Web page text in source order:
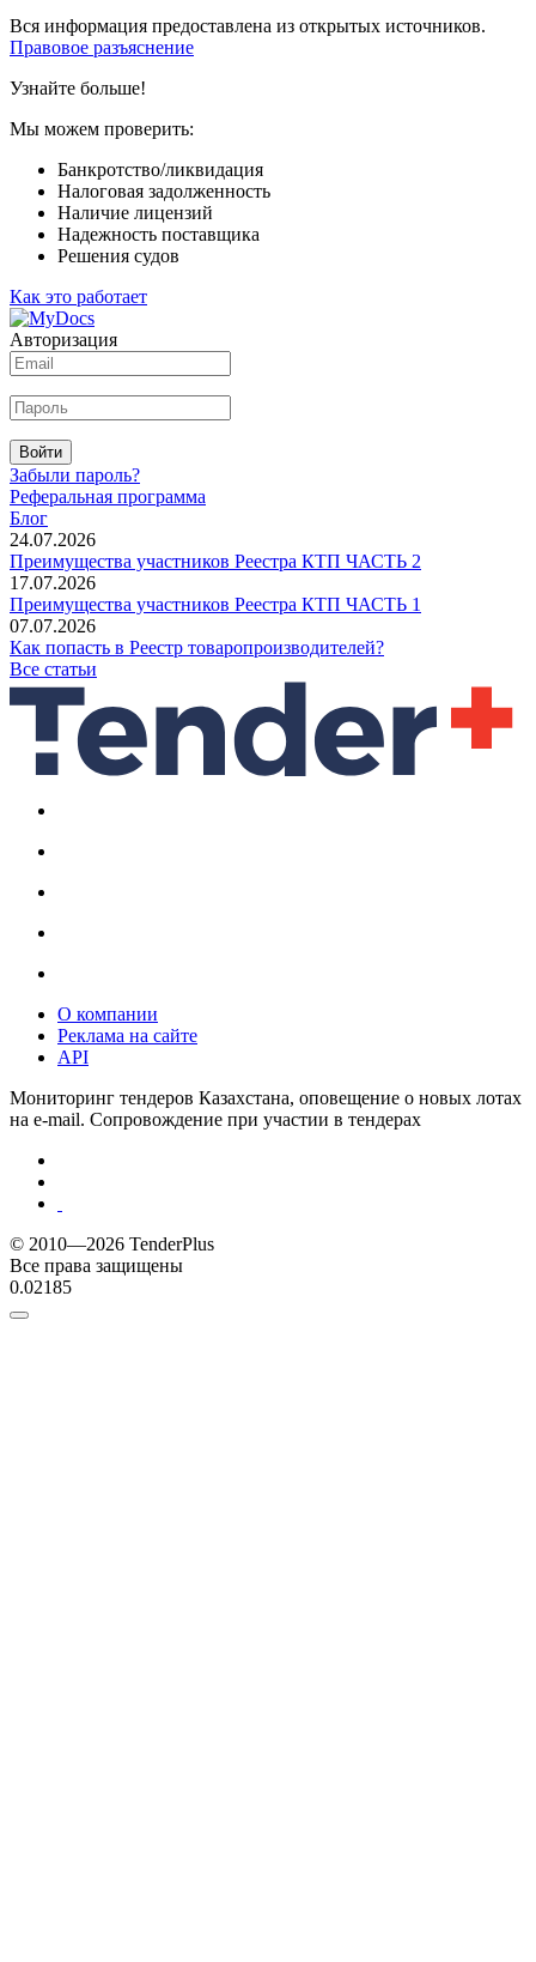
Вся информация предоставлена из открытых источников.
Правовое разъяснение
Узнайте больше!
Мы можем проверить:
Банкротство/ликвидация
Налоговая задолженность
Наличие лицензий
Надежность поставщика
Решения судов
Как это работает
Авторизация
Войти
Забыли пароль?
Реферальная программа
Блог
24.07.2026
Преимущества участников Реестра КТП ЧАСТЬ 2
17.07.2026
Преимущества участников Реестра КТП ЧАСТЬ 1
07.07.2026
Как попасть в Реестр товаропроизводителей?
Все статьи
О компании
Реклама на сайте
API
Мониторинг тендеров Казахстана, оповещение о новых лотах
на e-mail. Сопровождение при участии в тендерах
© 2010—2026 TenderPlus
Все права защищены
0.02185